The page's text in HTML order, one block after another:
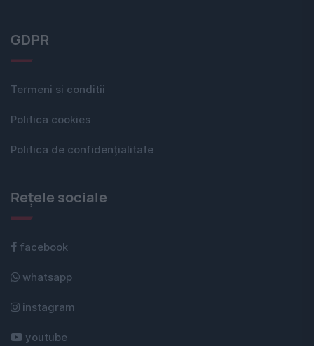
GDPR
Termeni si conditii
Politica cookies
Politica de confidențialitate
Rețele sociale
facebook
whatsapp
instagram
youtube